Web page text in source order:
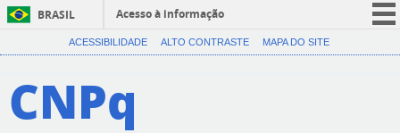
BRASIL
Acesso à informação
CORONAVÍRUS (COVID-19)
ACESSIBILIDADE ALTO CONTRASTE MAPA DO SITE
CNPq